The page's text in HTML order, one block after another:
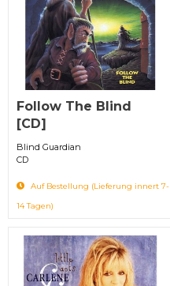
Follow The Blind
[CD]
Blind Guardian
CD
Auf Bestellung (Lieferung innert 7-
14 Tagen)